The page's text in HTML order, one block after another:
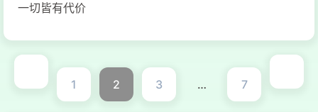
一切皆有代价
1 2 3 … 7